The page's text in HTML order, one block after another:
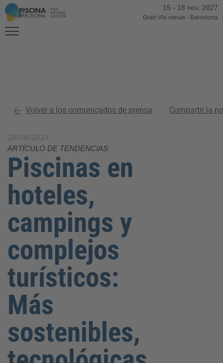
15 - 18 nov. 2027
Gran Via venue - Barcelona
Volver a los comunicados de prensa Compartir la
28/08/2021
ARTÍCULO DE TENDENCIAS
Piscinas en
hoteles,
campings y
complejos
turísticos:
Más
sostenibles,